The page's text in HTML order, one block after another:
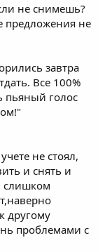
не снимешь?
предложения не
завтра
Все 100%
пьяный голос
не стоял,
и снять и
слишком
другому
проблемами с